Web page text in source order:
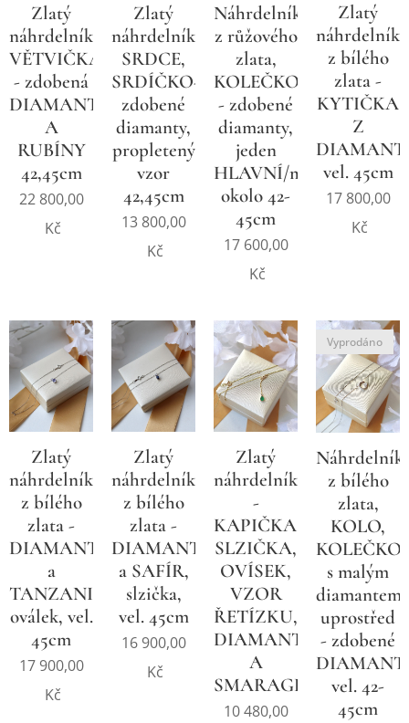
Zlatý
náhrdelník,
VĚTVIČKA
- zdobená
DIAMANTY
A
RUBÍNY
42,45cm
22 800,00
Kč
Zlatý
náhrdelník,
SRDCE,
SRDÍČKO-
zdobené
diamanty,
propletený
vzor
42,45cm
13 800,00
Kč
Náhrdelník
z růžového
zlata,
KOLEČKO
- zdobené
diamanty,
jeden
HLAVNÍ/menší
okolo 42-
45cm
17 600,00
Kč
Zlatý
náhrdelník
z bílého
zlata -
KYTIČKA
Z
vel. 45cm
17 800,00
Kč
Zlatý
náhrdelník
z bílého
zlata -
DIAMANT
a
TANZANIT,
oválek, vel.
45cm
17 900,00
Kč
Zlatý
náhrdelník
z bílého
zlata -
DIAMANT
a SAFÍR,
slzička,
vel. 45cm
16 900,00
Kč
Zlatý
náhrdelník
-
KAPIČKA,
SLZIČKA,
OVÍSEK,
VZOR
ŘETÍZKU,
DIAMANT
A
SMARAGD
10 480,00
Náhrdelník
z bílého
zlata,
KOLO,
KOLEČKO
s malým
diamantem
uprostřed
- zdobené
vel. 42-
45cm
Vyprodáno